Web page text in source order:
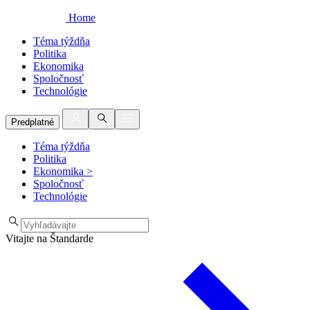
Home
Téma týždňa
Politika
Ekonomika
Spoločnosť
Technológie
Predplatné
Téma týždňa
Politika
Ekonomika >
Spoločnosť
Technológie
Vitajte na Štandarde